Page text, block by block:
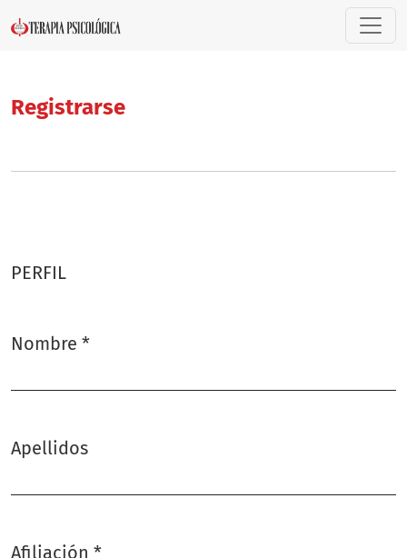
Registrarse
PERFIL
Nombre *
Apellidos
Afiliación *